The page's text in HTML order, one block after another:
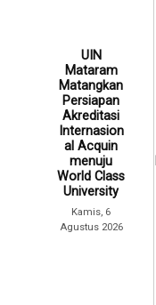
UIN
Mataram
Matangkan
Persiapan
Akreditasi
Internasion
al Acquin
menuju
World Class
University
Kamis, 6
Agustus 2026